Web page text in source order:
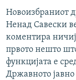
Новоизбраниот
Ненад Савески
коментира
првото нешто
функцијата е
Државното јавно